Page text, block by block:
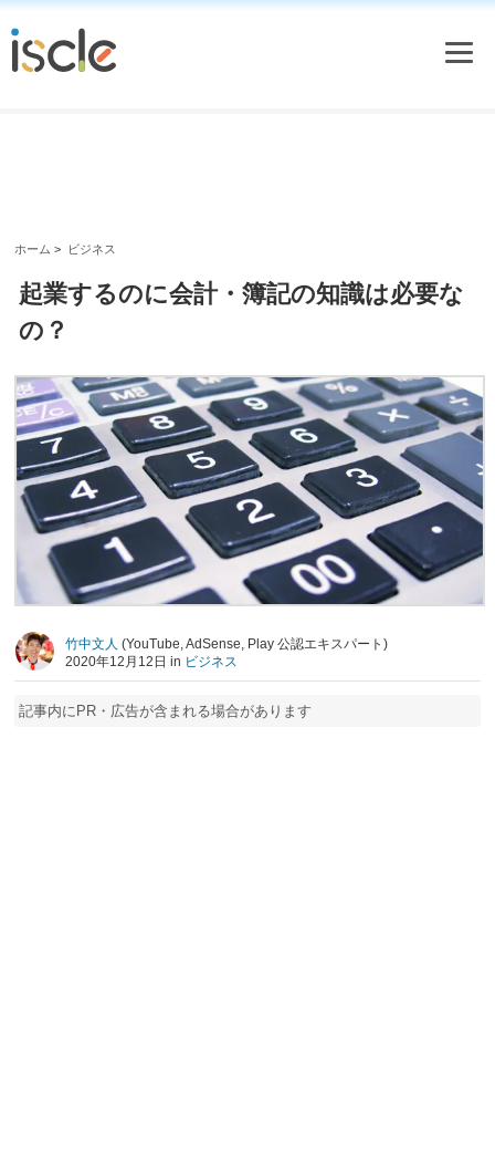
ホーム > ビジネス
起業するのに会計・簿記の知識は必要な
の？
竹中文人 (YouTube, AdSense, Play 公認エキスパート)
2020年12月12日 in ビジネス
記事内にPR・広告が含まれる場合があります